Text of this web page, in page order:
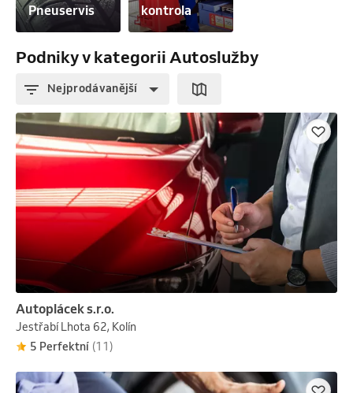
Pneuservis
kontrola
Podniky v kategorii Autoslužby
Nejprodávanější
Autoplácek s.r.o.
Jestřabí Lhota 62, Kolín
5 Perfektní (11)